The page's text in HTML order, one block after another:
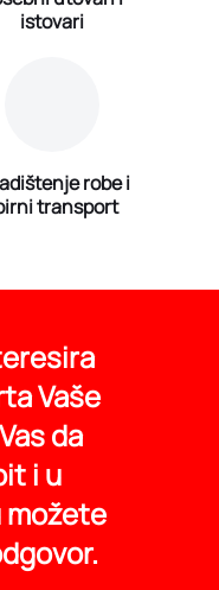
istovari
robe i
transport
Vaše
da
i u
možete